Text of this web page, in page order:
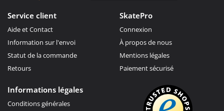
Service client
Aide et Contact
Information sur l'envoi
Statut de la commande
Retours
SkatePro
Connexion
À propos de nous
Mentions légales
Paiement sécurisé
Informations légales
Conditions générales